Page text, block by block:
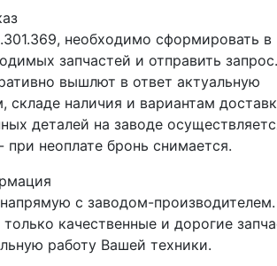
необходимо сформировать в
запчастей и отправить запрос.
вышлют в ответ актуальную
наличия и вариантам
деталей на заводе
неоплате бронь снимается.
с заводом-
качественные и дорогие
работу Вашей техники.